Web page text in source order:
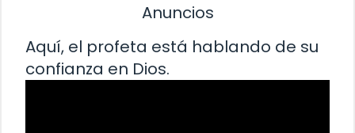
Anuncios
Aquí, el profeta está hablando de su
confianza en Dios.